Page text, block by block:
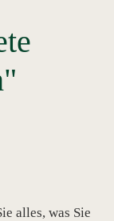
alles, was Sie